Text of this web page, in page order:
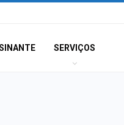
SERVIÇOS